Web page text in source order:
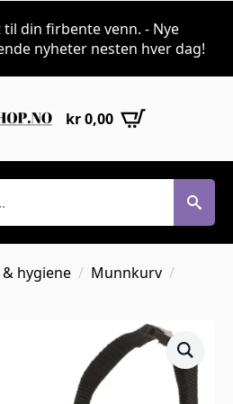
til din firbente venn. - Nye
nyheter nesten hver dag!
kr0,00
& hygiene
Munnkurv